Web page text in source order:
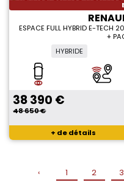
ESPACE FULL HYBRID E-TECH
+
HYBRIDE
38 390 €
48 650 €
+ de détails
‹ 1 2 3